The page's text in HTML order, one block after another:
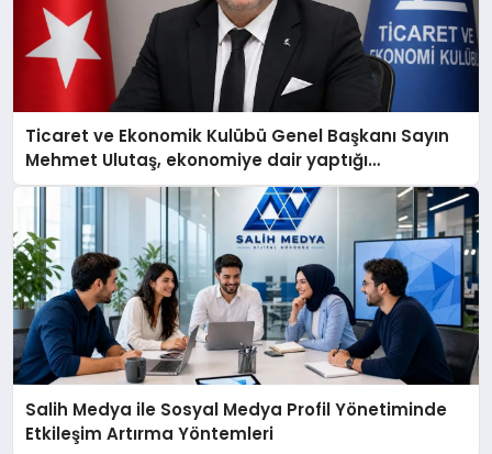
Ticaret ve Ekonomik Kulübü Genel Başkanı Sayın
Mehmet Ulutaş, ekonomiye dair yaptığı
açıklamada şunları kaydetti:
Salih Medya ile Sosyal Medya Profil Yönetiminde
Etkileşim Artırma Yöntemleri